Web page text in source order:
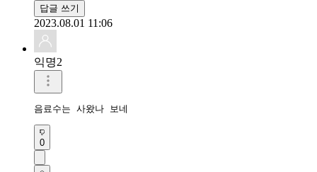
답글 쓰기
2023.08.01 11:06
익명2
음료수는 사왔나 보네
0